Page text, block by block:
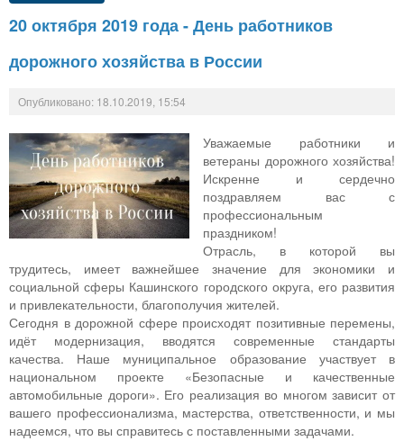
20 октября 2019 года - День работников
дорожного хозяйства в России
Опубликовано: 18.10.2019, 15:54
Уважаемые работники и
ветераны дорожного хозяйства!
Искренне и сердечно
поздравляем вас с
профессиональным
праздником!
Отрасль, в которой вы
трудитесь, имеет важнейшее значение для экономики и
социальной сферы Кашинского городского округа, его развития
и привлекательности, благополучия жителей.
Сегодня в дорожной сфере происходят позитивные перемены,
идёт модернизация, вводятся современные стандарты
качества. Наше муниципальное образование участвует в
национальном проекте «Безопасные и качественные
автомобильные дороги». Его реализация во многом зависит от
вашего профессионализма, мастерства, ответственности, и мы
надеемся, что вы справитесь с поставленными задачами.